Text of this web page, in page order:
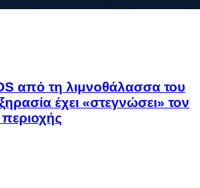
από τη λιμνοθάλασσα του
έχει «στεγνώσει» τον